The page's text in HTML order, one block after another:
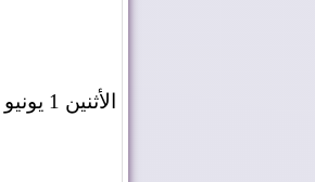
الأثنين 1 يونيو 2026